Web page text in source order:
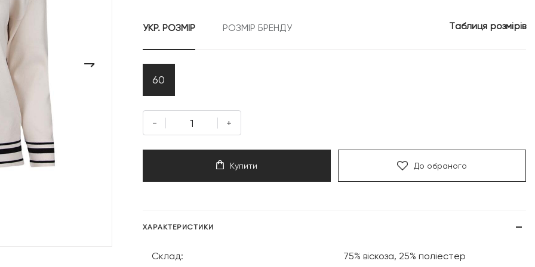
УКР. РОЗМІР РОЗМІР БРЕНДУ Таблиця розмірів
60
- +
Купити До обраного
ХАРАКТЕРИСТИКИ
Склад: 75% віскоза, 25% поліестер